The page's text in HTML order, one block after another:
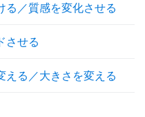
る／質感を変化させる
させる
える／大きさを変える